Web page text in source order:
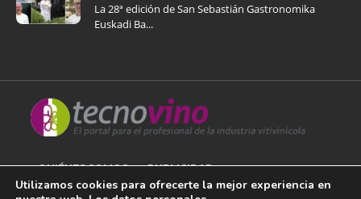
La 28ª edición de San Sebastián Gastronomika
Euskadi Ba...
QUIÉNES SOMOS PUBLICIDAD
Utilizamos cookies para ofrecerte la mejor experiencia en